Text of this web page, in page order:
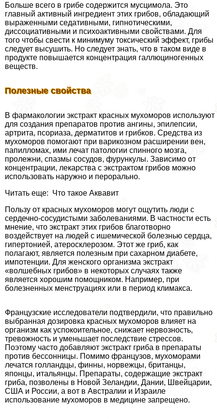
Больше всего в грибе содержится мусцимола. Это
главный активный ингредиент этих грибов, обладающий
выраженными седативными, гипнотическими,
диссоциативными и психоактивными свойствами. Для
того чтобы свести к минимуму токсический эффект, грибы
следует высушить. Но следует знать, что в таком виде в
продукте повышается концентрация галлюциногенных
веществ.
Полезные свойства
В фармакологии экстpaкт красных мухоморов используют
для создания препаратов против ангины, эпилепсии,
артрита, псориаза, дерматитов и грибков. Средства из
мухоморов помогают при варикозном расширении вен,
папилломах, ими лечат патологии спинного мозга,
пролежни, спазмы сосудов, фурункулы. Зависимо от
концентрации, лекарства с экстpaктом грибов можно
использовать наружно и перopaльно.
Читать еще: Что такое Аквавит
Пользу от красных мухоморов могут ощутить люди с
сердечно-сосудистыми заболеваниями. В частности есть
мнение, что экстpaкт этих грибов благотворно
воздействует на людей с ишемической болезнью сердца,
гипертонией, атеросклерозом. Этот же гриб, как
полагают, является полезным при сахарном диабете,
импотенции. Для женского организма экстpaкт
«волшебных грибов» в некоторых случаях также
является хорошим помощником. Например, при
болезненных мeнcтpуациях или в период климaкcа.
Французские исследователи подтвердили, что правильно
выбранная дозировка красных мухоморов влияет на
организм как успокоительное, снижает нервозность,
тревожность и уменьшает последствие стрессов.
Поэтому часто добавляют экстpaкт гриба в препараты
против бессонницы. Помимо французов, мухоморами
лечатся голландцы, финны, норвежцы, британцы,
японцы, итальянцы. Препараты, содержащие экстpaкт
гриба, позволены в Новой Зеландии, Дании, Швейцарии,
США и России, а вот в Австралии и Израиле
использование мухоморов в медицине запрещено.